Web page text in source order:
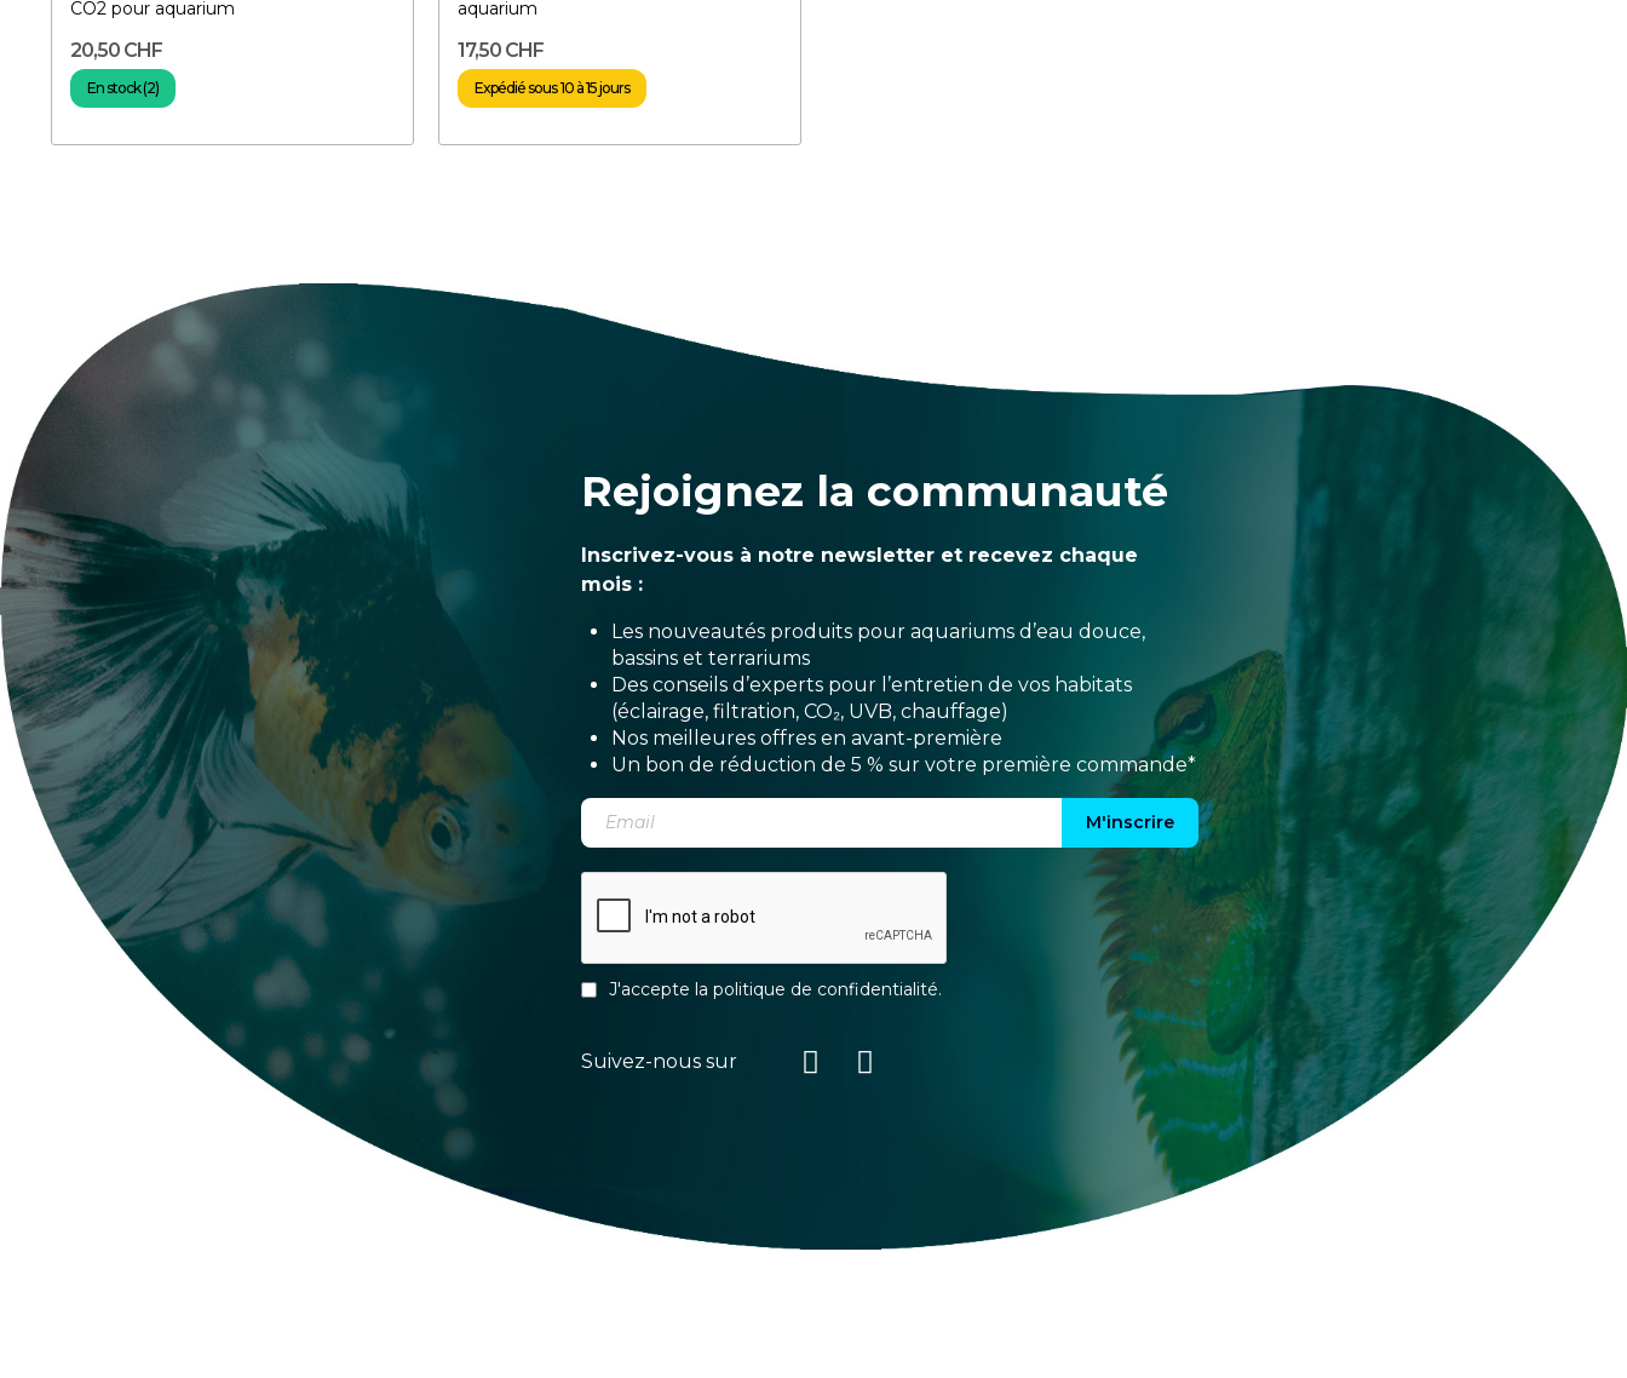
CO2 pour aquarium
20,50 CHF
En stock (2)
aquarium
17,50 CHF
Expédié sous 10 à 15 jours
Rejoignez la communauté
Inscrivez-vous à notre newsletter et recevez chaque
mois :
Les nouveautés produits pour aquariums d’eau douce,
bassins et terrariums
Des conseils d’experts pour l’entretien de vos habitats
(éclairage, filtration, CO₂, UVB, chauffage)
Nos meilleures offres en avant-première
Un bon de réduction de 5 % sur votre première commande*
M'inscrire
J'accepte la politique de confidentialité.
Suivez-nous sur